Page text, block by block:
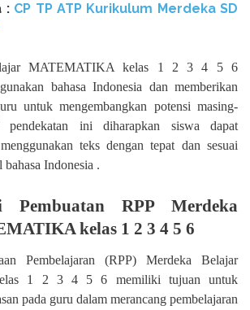
: CP TP ATP Kurikulum Merdeka SD
MATEMATIKA kelas 1 2 3 4 5 6
bahasa Indonesia dan memberikan
untuk mengembangkan potensi masing-
ini diharapkan siswa dapat
teks dengan tepat dan sesuai
Indonesia .
Pembuatan RPP Merdeka
kelas 1 2 3 4 5 6
Pembelajaran (RPP) Merdeka Belajar
1 2 3 4 5 6 memiliki tujuan untuk
pada guru dalam merancang pembelajaran